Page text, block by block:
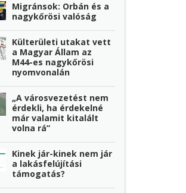
Migránsok: Orbán és a
nagykőrösi valóság
Külterületi utakat vett
a Magyar Állam az
M44-es nagykőrösi
nyomvonalán
„A városvezetést nem
érdekli, ha érdekelné
már valamit kitalált
volna rá”
Kinek jár-kinek nem jár
a lakásfelújítási
támogatás?